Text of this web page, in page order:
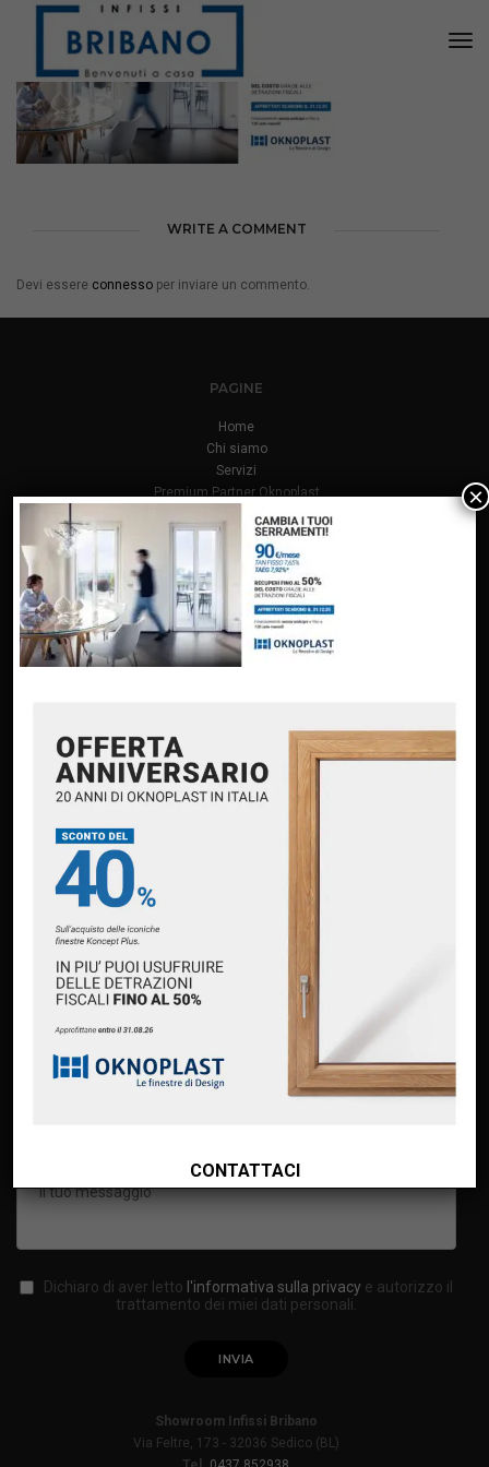
WRITE A COMMENT
Devi essere connesso per inviare un commento.
PAGINE
Home
Chi siamo
Servizi
Premium Partner Oknoplast
Finanziamento Oknoplast
Contatti
PRODOTTI
Infissi in PVC – Oknoplast
Portoncini in alluminio – Oknoplast
Portoncini a taglio termico – Pirnar
Scuri & Persiane – Punto Persiane
Persiane & Scuri in composito – Oknokomp
Dichiaro di aver letto l'informativa sulla privacy e autorizzo il
trattamento dei miei dati personali.
Showroom Infissi Bribano
Via Feltre, 173 - 32036 Sedico (BL)
CONTATTACI
×